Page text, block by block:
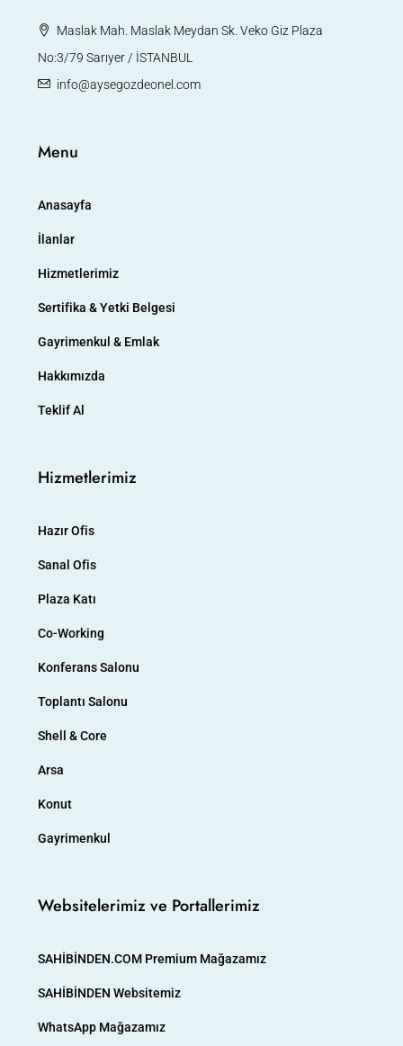
Maslak Mah. Maslak Meydan Sk. Veko Giz Plaza
No:3/79 Sarıyer / İSTANBUL
info@aysegozdeonel.com
Menu
Anasayfa
İlanlar
Hizmetlerimiz
Sertifika & Yetki Belgesi
Gayrimenkul & Emlak
Hakkımızda
Teklif Al
Hizmetlerimiz
Hazır Ofis
Sanal Ofis
Plaza Katı
Co-Working
Konferans Salonu
Toplantı Salonu
Shell & Core
Arsa
Konut
Gayrimenkul
Websitelerimiz ve Portallerimiz
SAHİBİNDEN.COM Premium Mağazamız
SAHİBİNDEN Websitemiz
WhatsApp Mağazamız